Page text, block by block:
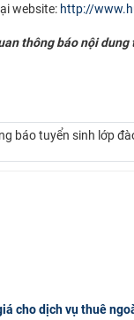
website: http://
thông báo nội
báo tuyển sinh lớp
cho dịch vụ thuê